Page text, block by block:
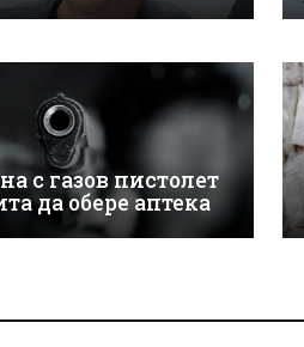
с газов пистолет
да обере аптека